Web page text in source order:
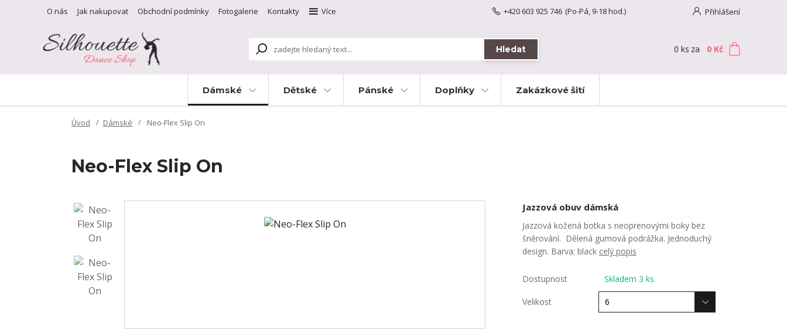
O nás Jak nakupovat Obchodní podmínky Fotogalerie Kontakty Více Přihlášení
Hledat
+420 603 925 746 (Po-Pá, 9-18 hod.)
0 ks za 0 Kč
Dámské Dětské Pánské Doplňky Zakázkové šití
Úvod Dámské Neo-Flex Slip On
Neo-Flex Slip On
Jazzová obuv dámská
Jazzová kožená botka s neoprenovými boky bez
šněrování. Dělená gumová podrážka. Jednoduchý
design. Barva: black celý popis
Dostupnost Skladem 3 ks
Velikost